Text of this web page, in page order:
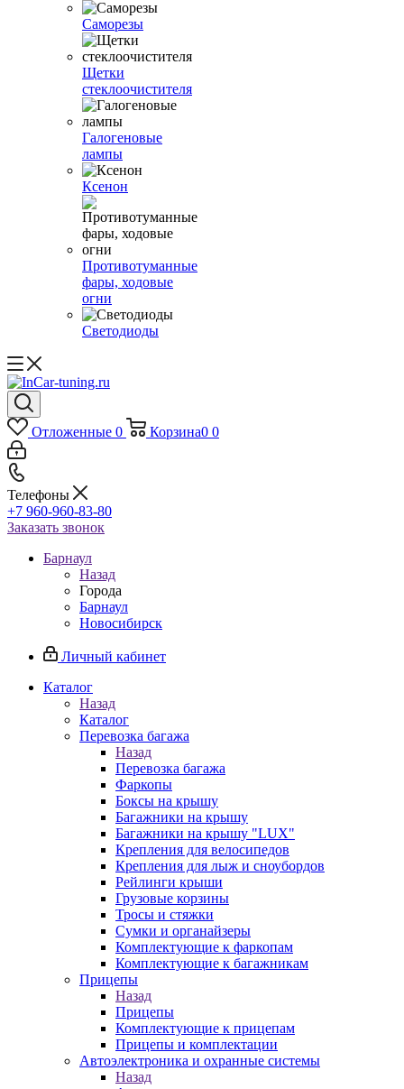
Саморезы
Щетки
стеклоочистителя
Галогеновые
лампы
Ксенон
Противотуманные
фары, ходовые
огни
Светодиоды
Отложенные 0 Корзина0 0
Телефоны
+7 960-960-83-80
Заказать звонок
Барнаул
Назад
Города
Барнаул
Новосибирск
Личный кабинет
Каталог
Назад
Каталог
Перевозка багажа
Назад
Перевозка багажа
Фаркопы
Боксы на крышу
Багажники на крышу
Багажники на крышу "LUX"
Крепления для велосипедов
Крепления для лыж и сноубордов
Рейлинги крыши
Грузовые корзины
Тросы и стяжки
Сумки и органайзеры
Комплектующие к фаркопам
Комплектующие к багажникам
Прицепы
Назад
Прицепы
Комплектующие к прицепам
Прицепы и комплектации
Автоэлектроника и охранные системы
Назад